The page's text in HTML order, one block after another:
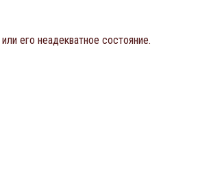
его неадекватное состояние.